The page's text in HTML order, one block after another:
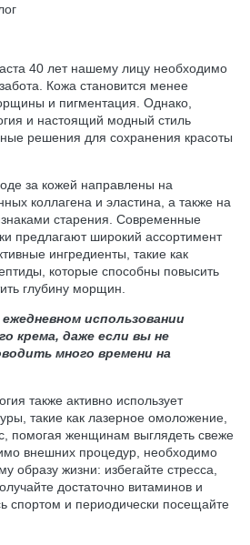
40 лет нашему лицу необходимо
Кожа становится менее
и пигментация. Однако,
и настоящий модный стиль
решения для сохранения красоты
за кожей направлены на
коллагена и эластина, а также на
старения. Современные
предлагают широкий ассортимент
ингредиенты, такие как
которые способны повысить
глубину морщин.
использовании
крема, даже если вы не
много времени на
также активно использует
такие как лазерное омоложение,
помогая женщинам выглядеть свеже
внешних процедур, необходимо
образу жизни: избегайте стресса,
достаточно витаминов и
спортом и периодически посещайте